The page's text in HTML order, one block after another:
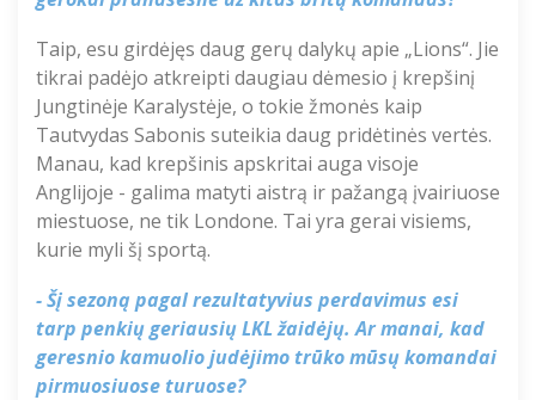
Taip, esu girdėjęs daug gerų dalykų apie „Lions“. Jie
tikrai padėjo atkreipti daugiau dėmesio į krepšinį
Jungtinėje Karalystėje, o tokie žmonės kaip
Tautvydas Sabonis suteikia daug pridėtinės vertės.
Manau, kad krepšinis apskritai auga visoje
Anglijoje - galima matyti aistrą ir pažangą įvairiuose
miestuose, ne tik Londone. Tai yra gerai visiems,
kurie myli šį sportą.
- Šį sezoną pagal rezultatyvius perdavimus esi
tarp penkių geriausių LKL žaidėjų. Armanai, kad
geresnio kamuolio judėjimo trūko mūsų komandai
pirmuosiuoseturuose?